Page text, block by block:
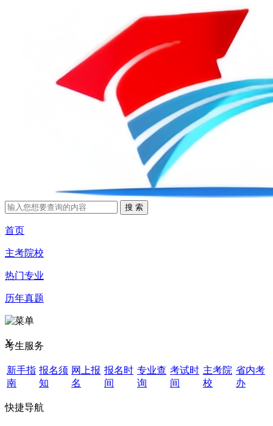
首页
主考院校
热门专业
历年真题
X
考生服务
新手指
南
报名须
知
网上报
名
报名时
间
专业查
询
考试时
间
主考院
校
省内考
办
快捷导航